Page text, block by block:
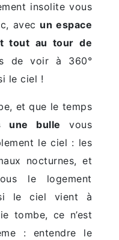
insolite vous
avec un espace
tout au tour de
de voir à 360°
le ciel !
et que le temps
une bulle vous
le ciel : les
nocturnes, et
le logement
si le ciel vient à
tombe, ce n’est
: entendre le